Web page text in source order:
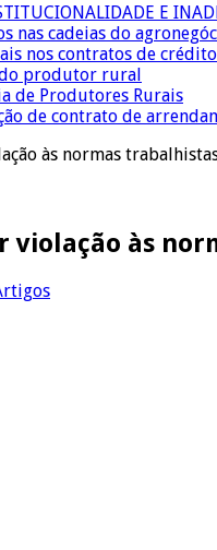
E
cadeias do
nos contratos de
do produtor rural
de Produtores Rurais
de contrato de
às normas
violação às